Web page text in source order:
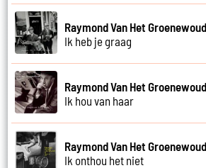
Raymond Van Het Groenewoud
Ik heb je graag
Raymond Van Het Groenewoud
Ik hou van haar
Raymond Van Het Groenewoud
Ik onthou het niet